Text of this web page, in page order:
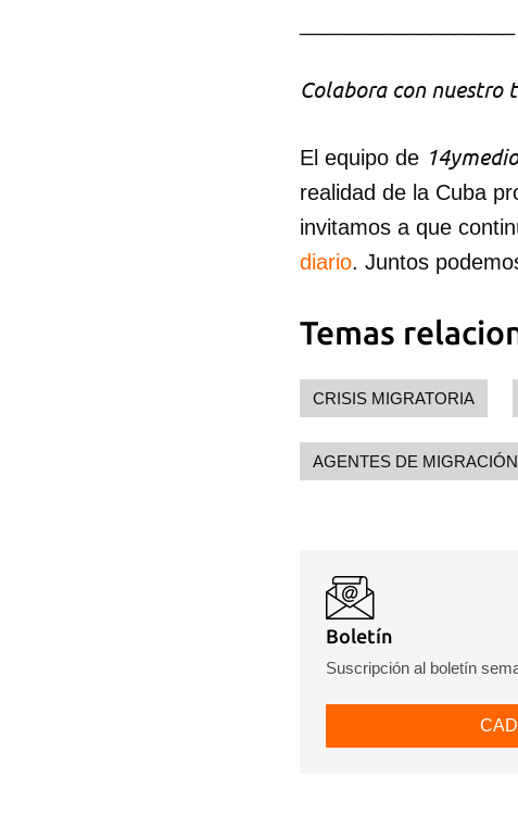
Colabora con nuestro
El equipo de 14ymedio
realidad de la Cuba
invitamos a que
diario. Juntos
Temas
CRISIS MIGRATORIA
AGENTES DE MIGRACIÓN
Boletín
Suscripción al boletín